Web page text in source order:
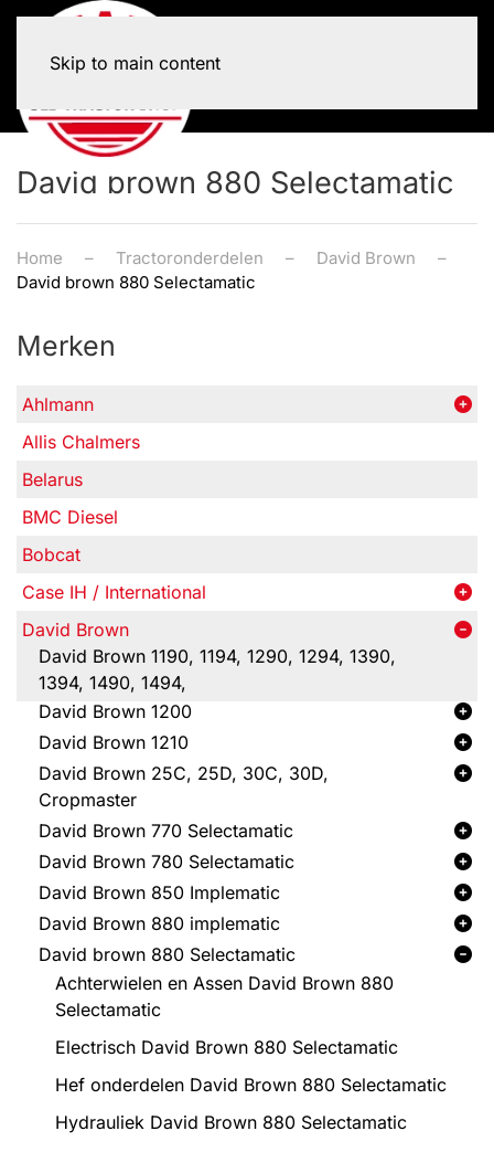
Skip to main content
David brown 880 Selectamatic
Home Tractoronderdelen
David Brown
David brown 880 Selectamatic
Merken
Ahlmann
Allis Chalmers
Belarus
BMC Diesel
Bobcat
Case IH / International
David Brown
David Brown 1190, 1194, 1290, 1294, 1390,
1394, 1490, 1494,
David Brown 1200
David Brown 1210
David Brown 25C, 25D, 30C, 30D,
Cropmaster
David Brown 770 Selectamatic
David Brown 780 Selectamatic
David Brown 850 Implematic
David Brown 880 implematic
David brown 880 Selectamatic
Achterwielen en Assen David Brown 880
Selectamatic
Electrisch David Brown 880 Selectamatic
Hef onderdelen David Brown 880 Selectamatic
Hydrauliek David Brown 880 Selectamatic